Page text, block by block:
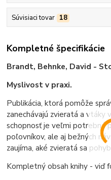
Súvisiaci tovar 18
Kompletné špecifikácie
Brandt, Behnke, David -
Myslivost v praxi.
Publikácia, ktorá pomôže
zanechávajú zvieratá a vtáky
schopnosť je veľmi potrebná
poľovníkov, ale aj bežných
zaujíma, aké zvieratá sa
Kompletný obsah knihy - viď